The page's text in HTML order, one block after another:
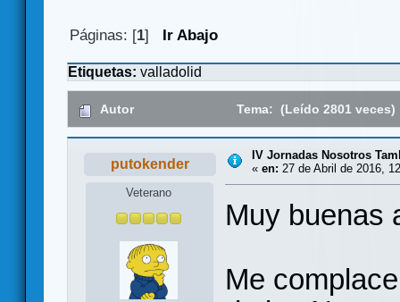
Páginas: [1] Ir Abajo
Etiquetas: valladolid
Autor Tema: (Leído 2801 veces)
putokender
Veterano
IV Jornadas Nosotros
« en: 27 de Abril de 2016,
Muy buenas
Me